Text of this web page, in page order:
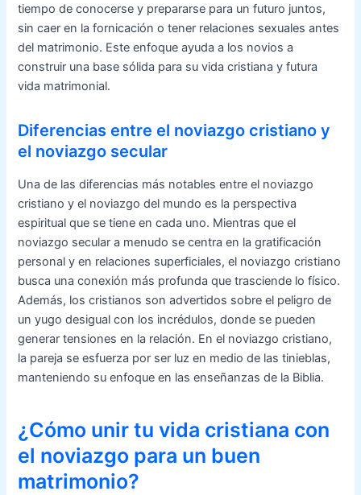
tiempo de conocerse y prepararse para un futuro juntos,
sin caer en la fornicación o tener relaciones sexuales antes
del matrimonio. Este enfoque ayuda a los novios a
construir una base sólida para su vida cristiana y futura
vida matrimonial.
Diferencias entre el noviazgo cristiano y
el noviazgo secular
Una de las diferencias más notables entre el noviazgo
cristiano y el noviazgo del mundo es la perspectiva
espiritual que se tiene en cada uno. Mientras que el
noviazgo secular a menudo se centra en la gratificación
personal y en relaciones superficiales, el noviazgo cristiano
busca una conexión más profunda que trasciende lo físico.
Además, los cristianos son advertidos sobre el peligro de
un yugo desigual con los incrédulos, donde se pueden
generar tensiones en la relación. En el noviazgo cristiano,
la pareja se esfuerza por ser luz en medio de las tinieblas,
manteniendo su enfoque en las enseñanzas de la Biblia.
¿Cómo unir tu vida cristiana con
el noviazgo para un buen
matrimonio?